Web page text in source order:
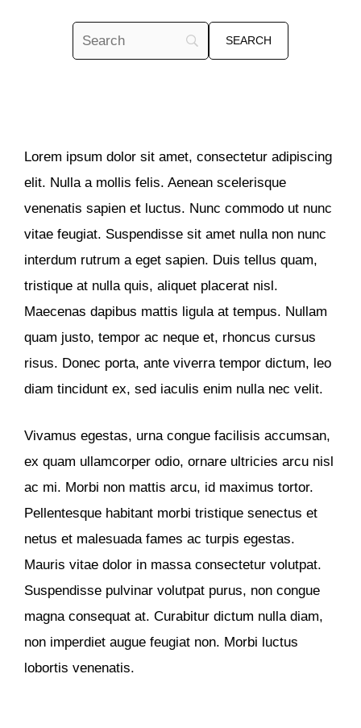
Lorem ipsum dolor sit amet, consectetur adipiscing
elit. Nulla a mollis felis. Aenean scelerisque
venenatis sapien et luctus. Nunc commodo ut nunc
vitae feugiat. Suspendisse sit amet nulla non nunc
interdum rutrum a eget sapien. Duis tellus quam,
tristique at nulla quis, aliquet placerat nisl.
Maecenas dapibus mattis ligula at tempus. Nullam
quam justo, tempor ac neque et, rhoncus cursus
risus. Donec porta, ante viverra tempor dictum, leo
diam tincidunt ex, sed iaculis enim nulla nec velit.
Vivamus egestas, urna congue facilisis accumsan,
ex quam ullamcorper odio, ornare ultricies arcu nisl
ac mi. Morbi non mattis arcu, id maximus tortor.
Pellentesque habitant morbi tristique senectus et
netus et malesuada fames ac turpis egestas.
Mauris vitae dolor in massa consectetur volutpat.
Suspendisse pulvinar volutpat purus, non congue
magna consequat at. Curabitur dictum nulla diam,
non imperdiet augue feugiat non. Morbi luctus
lobortis venenatis.